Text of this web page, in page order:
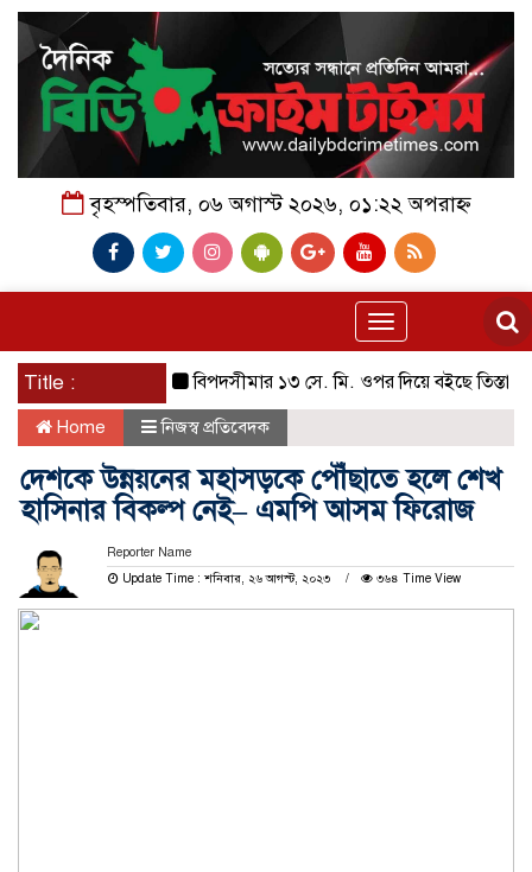
বৃহস্পতিবার, ০৬ অগাস্ট ২০২৬, ০১:২২ অপরাহ্ন
Toggle
navigation
Title : বিপদসীমার ১৩ সে. মি. ওপর দিয়ে বইছে তিস্তার পানি
Home নিজস্ব প্রতিবেদক
দেশকে উন্নয়নের মহাসড়কে পৌঁছাতে হলে শেখ
হাসিনার বিকল্প নেই– এমপি আসম ফিরোজ
Reporter Name
Update Time : শনিবার, ২৬ আগস্ট, ২০২৩
৩৬৪ Time View